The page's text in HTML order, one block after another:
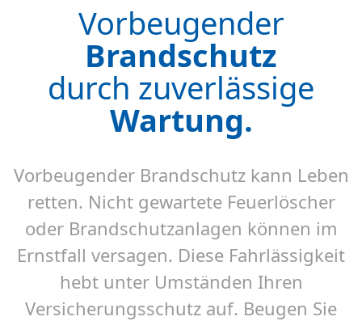
Vorbeugender
Brandschutz
durch zuverlässige
Wartung.
Vorbeugender Brandschutz kann Leben
retten. Nicht gewartete Feuerlöscher
oder Brandschutzanlagen können im
Ernstfall versagen. Diese Fahrlässigkeit
hebt unter Umständen Ihren
Versicherungsschutz auf. Beugen Sie